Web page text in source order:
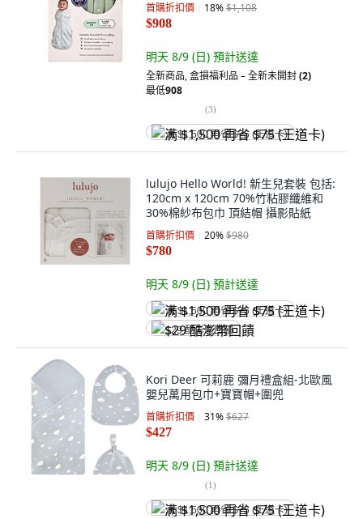
首購折扣價 18%$1,108
$908
明天 8/9 (日) 預計送達
全新商品,盒損福利品 – 全新未開封(2)
最低908
(3)
满 $1,500 再省 $75 (王道卡)
lulujo Hello World! 新生兒套裝 包括:
120cm x 120cm 70%竹粘膠纖維和
30%棉紗布包巾 頂結帽 攝影貼紙
首購折扣價 20%$980
$780
明天 8/9 (日) 預計送達
满 $1,500 再省 $75 (王道卡)
$29 酷澎幣回饋
Kori Deer 可莉鹿 彌月禮盒組-北歐風
嬰兒萬用包巾+寶寶帽+圍兜
首購折扣價 31%$627
$427
明天 8/9 (日) 預計送達
(1)
满 $1,500 再省 $75 (王道卡)